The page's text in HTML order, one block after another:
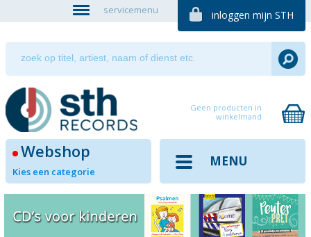
servicemenu inloggen mijn STH
Geen producten in
winkelmand
Webshop
Kies een categorie
MENU